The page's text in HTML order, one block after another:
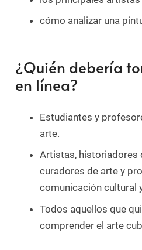
cómo analizar una
¿Quién debería
en línea?
Estudiantes y
arte.
Artistas, historiadores
curadores de arte y
comunicación cultural
Todos aquellos que
comprender el arte